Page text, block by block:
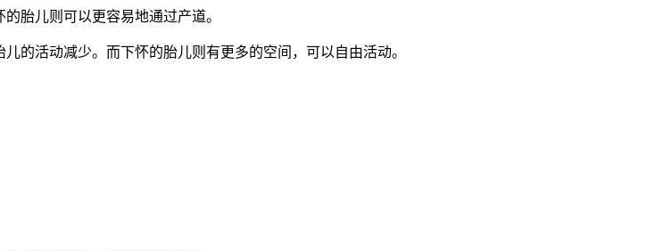
胎儿则可以更容易地通过产道。
活动减少。而下怀的胎儿则有更多的空间，可以自由活动。